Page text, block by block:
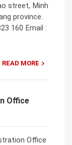
street, Minh
province.
160 Email :
READ MORE
Office
Office